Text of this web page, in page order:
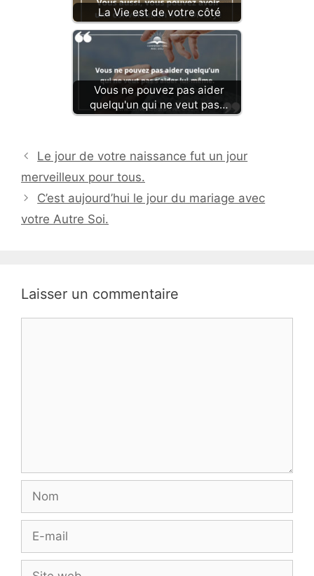
La Vie est de votre côté
Vous ne pouvez pas aider
quelqu'un qui ne veut pas…
Le jour de votre naissance fut un jour
merveilleux pour tous.
C’est aujourd’hui le jour du mariage avec
votre Autre Soi.
Laisser un commentaire
Nom
Site